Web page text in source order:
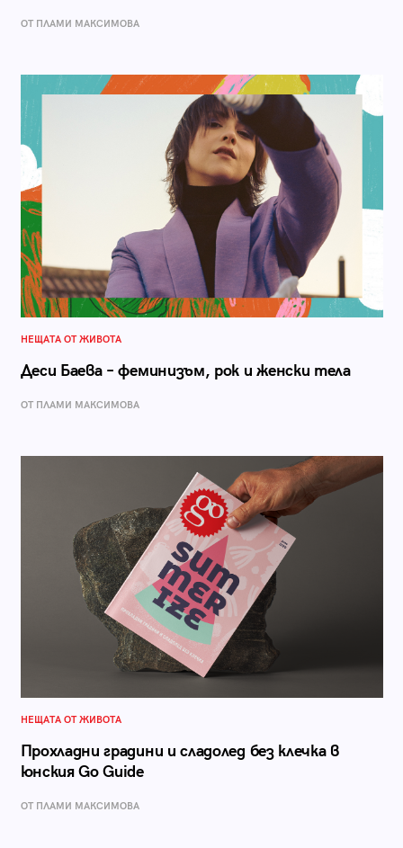
ОТ ПЛАМИ МАКСИМОВА
НЕЩАТА ОТ ЖИВОТА
Деси Баева – феминизъм, рок и женски тела
ОТ ПЛАМИ МАКСИМОВА
НЕЩАТА ОТ ЖИВОТА
Прохладни градини и сладолед без клечка в
юнския Go Guide
ОТ ПЛАМИ МАКСИМОВА